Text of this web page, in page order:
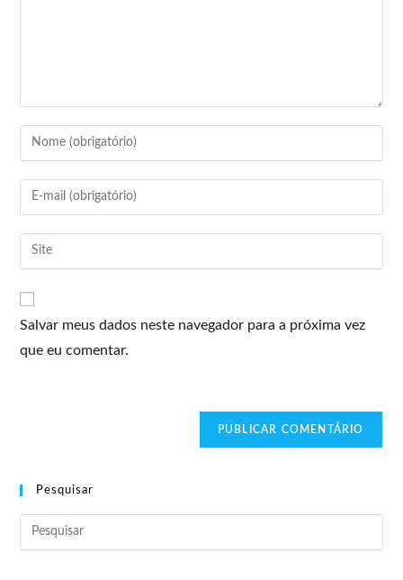
Salvar meus dados neste navegador para a próxima vez
que eu comentar.
Pesquisar